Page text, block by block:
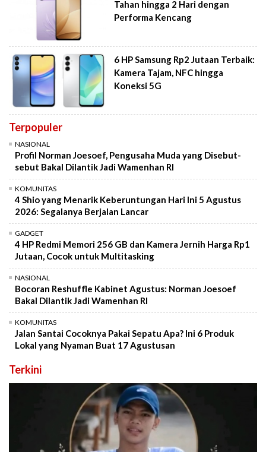
Tahan hingga 2 Hari dengan
Performa Kencang
6 HP Samsung Rp2 Jutaan Terbaik:
Kamera Tajam, NFC hingga
Koneksi 5G
Terpopuler
NASIONAL
Profil Norman Joesoef, Pengusaha Muda yang Disebut-
sebut Bakal Dilantik Jadi Wamenhan RI
KOMUNITAS
4 Shio yang Menarik Keberuntungan Hari Ini 5 Agustus
2026: Segalanya Berjalan Lancar
GADGET
4 HP Redmi Memori 256 GB dan Kamera Jernih Harga Rp1
Jutaan, Cocok untuk Multitasking
NASIONAL
Bocoran Reshuffle Kabinet Agustus: Norman Joesoef
Bakal Dilantik Jadi Wamenhan RI
KOMUNITAS
Jalan Santai Cocoknya Pakai Sepatu Apa? Ini 6 Produk
Lokal yang Nyaman Buat 17 Agustusan
Terkini